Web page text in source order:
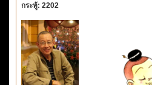
กระทู้: 2202